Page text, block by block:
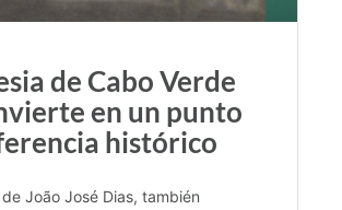
de Cabo Verde
en un punto
histórico
João José Dias, también